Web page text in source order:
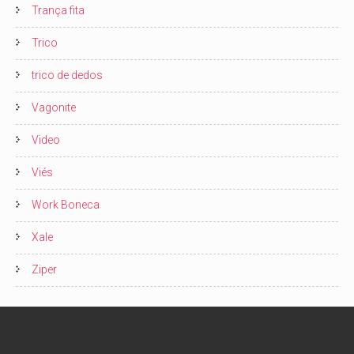
Trança fita
Trico
trico de dedos
Vagonite
Video
Viés
Work Boneca
Xale
Ziper